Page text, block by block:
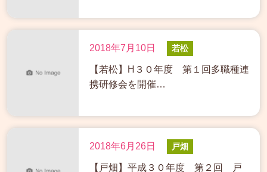
2018年7月10日 若松
【若松】H３０年度 第１回多職種連
携研修会を開催…
2018年6月26日 戸畑
【戸畑】平成３０年度 第２回 戸